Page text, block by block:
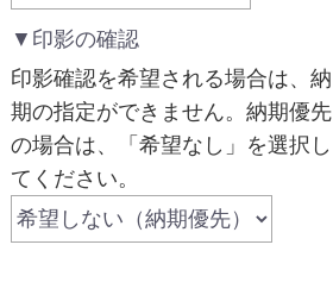
▼印影の確認
印影確認を希望される場合は、納
期の指定ができません。納期優先
の場合は、「希望なし」を選択し
てください。